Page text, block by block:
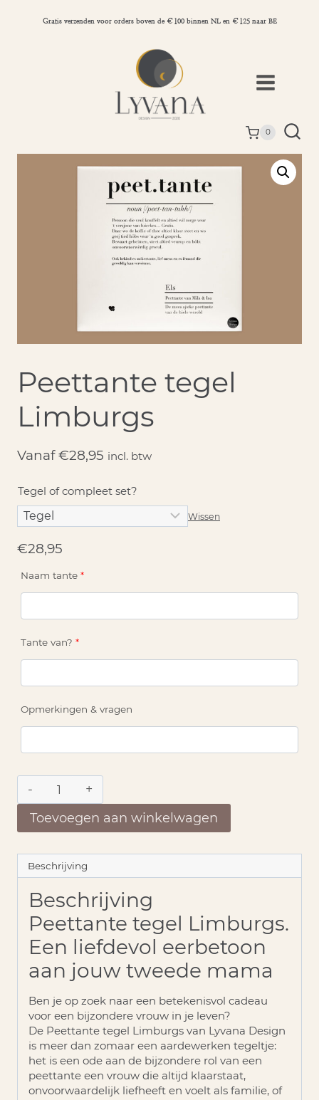
Gratis verzenden voor orders boven de €100 binnen NL en €125 naar BE
0
Peettante tegel
Limburgs
Vanaf €28,95 incl. btw
Tegel of compleet set?
Wissen
€28,95
Naam tante *
Tante van? *
Opmerkingen & vragen
Peettante
tegel
Limburgs
aantal
Toevoegen aan winkelwagen
Beschrijving
Beschrijving
Peettante tegel Limburgs.
Een liefdevol eerbetoon
aan jouw tweede mama
Ben je op zoek naar een betekenisvol cadeau
voor een bijzondere vrouw in je leven?
De Peettante tegel Limburgs van Lyvana Design
is meer dan zomaar een aardewerken tegeltje:
het is een ode aan de bijzondere rol van een
peettante een vrouw die altijd klaarstaat,
onvoorwaardelijk liefheeft en voelt als familie, of